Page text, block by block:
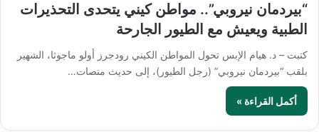
“بيردمان نيروبي”.. مواطن كيني يتحدى التحذيرات
الطبية ويعيش مع الطيور الجارحة
كتبت – د. هيام الإبس تحول المواطن الكيني رودجرز أولو ماجوثا، الشهير
بلقب “بيردمان نيروبي” (رجل الطيور)، إلى حديث منصات…
أكمل القراءة »